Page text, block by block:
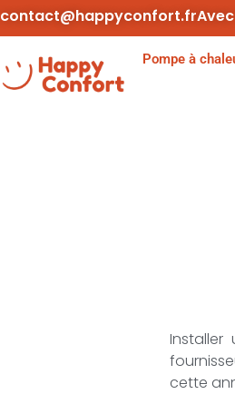
contact@happyconfort.fr
Pompe à
Installer
cette